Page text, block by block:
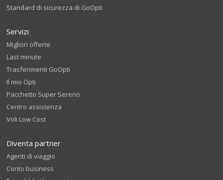
Standard di sicurezza di GoOpti
Servizi
Migliori offerte
Last minute
Trasferimenti GoOpti
Il mio Opti
Pacchetto Super Sereno
Centro assistenza
Voli Low Cost
Diventa partner
Agenti di viaggio
Conto business